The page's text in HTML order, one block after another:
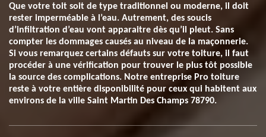
Que votre toit soit de type traditionnel ou moderne, il doit
rester imperméable à l’eau. Autrement, des soucis
d’infiltration d’eau vont apparaitre dès qu’il pleut. Sans
compter les dommages causés au niveau de la maçonnerie.
Si vous remarquez certains défauts sur votre toiture, il faut
procéder à une vérification pour trouver le plus tôt possible
la source des complications. Notre entreprise Pro toiture
reste à votre entière disponibilité pour ceux qui habitent aux
environs de la ville Saint Martin Des Champs 78790.